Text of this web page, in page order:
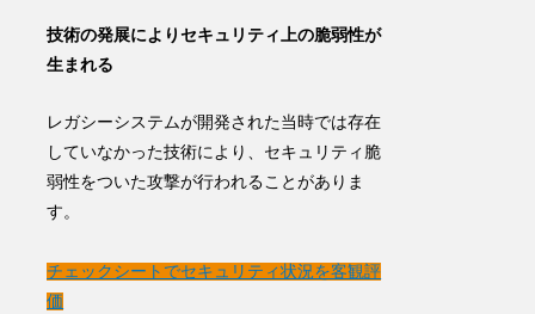
技術の発展によりセキュリティ上の脆弱性が
生まれる
レガシーシステムが開発された当時では存在
していなかった技術により、 セキュリティ脆
弱性をついた攻撃が行われることがありま
す。
チェックシートでセキュリティ状況を客観評
価